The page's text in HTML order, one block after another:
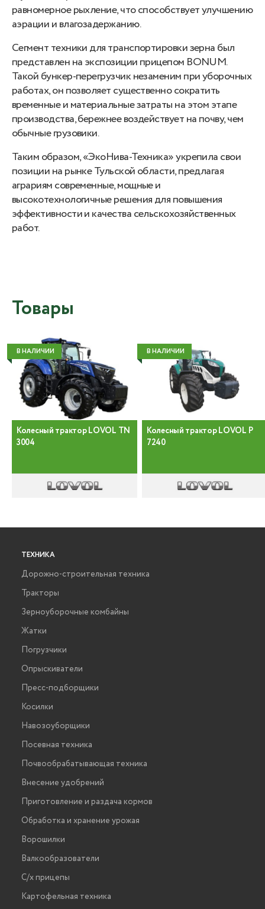
равномерное рыхление, что способствует улучшению
аэрации и влагозадержанию.
Сегмент техники для транспортировки зерна был
представлен на экспозиции прицепом BONUM.
Такой бункер-перегрузчик незаменим при уборочных
работах, он позволяет существенно сократить
временные и материальные затраты на этом этапе
производства, бережнее воздействует на почву, чем
обычные грузовики.
Таким образом, «ЭкоНива-Техника» укрепила свои
позиции на рынке Тульской области, предлагая
аграриям современные, мощные и
высокотехнологичные решения для повышения
эффективности и качества сельскохозяйственных
работ.
Товары
Колесный трактор LOVOL TN
3004
В НАЛИЧИИ
Колесный трактор LOVOL P
7240
В НАЛИЧИИ
ТЕХНИКА
Дорожно-строительная техника
Тракторы
Зерноуборочные комбайны
Жатки
Погрузчики
Опрыскиватели
Пресс-подборщики
Косилки
Навозоуборщики
Посевная техника
Почвообрабатывающая техника
Внесение удобрений
Приготовление и раздача кормов
Обработка и хранение урожая
Ворошилки
Валкообразователи
С/х прицепы
Картофельная техника